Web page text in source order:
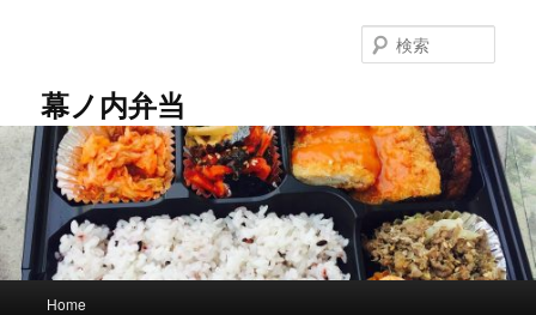
テ
ン
へ
移
動
幕ノ内弁当
索
Home